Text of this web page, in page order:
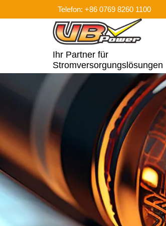
Telefon: +86 0769 8260 1100
Ihr Partner für
Stromversorgungslösungen